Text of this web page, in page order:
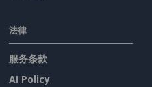
法律
服务条款
AI Policy